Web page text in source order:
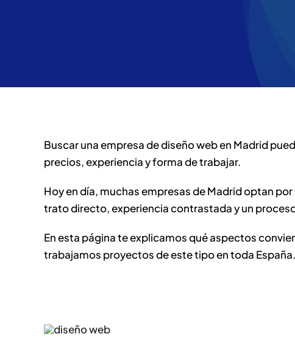
Buscar una empresa de diseño web en Madrid
precios, experiencia y forma de trabajar.
Hoy en día, muchas empresas de Madrid optan
trato directo, experiencia contrastada y un
En esta página te explicamos qué aspectos
trabajamos proyectos de este tipo en toda España.